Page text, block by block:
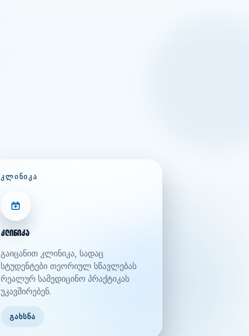
ᲙᲚᲘᲜᲘᲙᲐ
კლინიკა
გაიცანით კლინიკა, სადაც
სტუდენტები თეორიულ სწავლებას
რეალურ სამედიცინო პრაქტიკას
უკავშირებენ.
ᲒᲐᲮᲡᲜᲐ